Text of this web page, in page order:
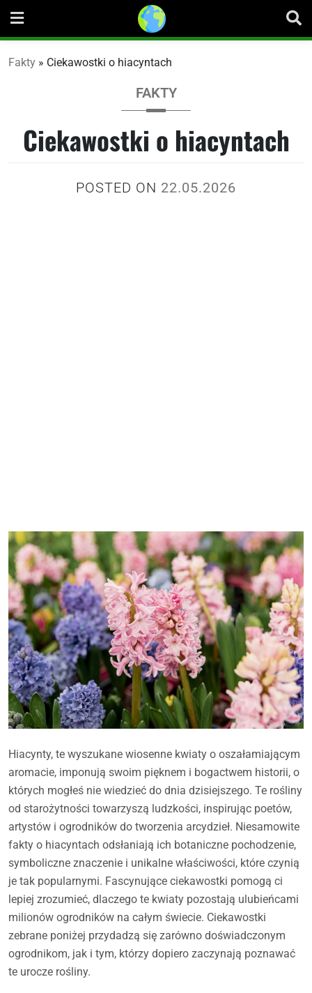
content
Fakty » Ciekawostki o hiacyntach
FAKTY
Ciekawostki o hiacyntach
POSTED ON 22.05.2026
Hiacynty, te wyszukane wiosenne kwiaty o oszałamiającym
aromacie, imponują swoim pięknem i bogactwem historii, o
których mogłeś nie wiedzieć do dnia dzisiejszego. Te rośliny
od starożytności towarzyszą ludzkości, inspirując poetów,
artystów i ogrodników do tworzenia arcydzieł. Niesamowite
fakty o hiacyntach odsłaniają ich botaniczne pochodzenie,
symboliczne znaczenie i unikalne właściwości, które czynią
je tak popularnymi. Fascynujące ciekawostki pomogą ci
lepiej zrozumieć, dlaczego te kwiaty pozostają ulubieńcami
milionów ogrodników na całym świecie. Ciekawostki
zebrane poniżej przydadzą się zarówno doświadczonym
ogrodnikom, jak i tym, którzy dopiero zaczynają poznawać
te urocze rośliny.